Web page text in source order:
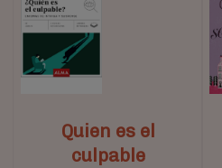
Quien es el
culpable